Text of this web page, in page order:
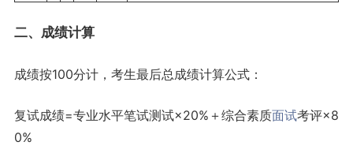
二、成绩计算
成绩按100分计，考生最后总成绩计算公式：
复试成绩=专业水平笔试测试×20%＋综合素质面试考评×8
0%